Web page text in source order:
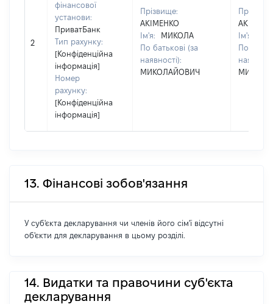
2
фінансової
установи:
ПриватБанк
Тип рахунку:
[Конфіденційна
інформація]
Номер
рахунку:
[Конфіденційна
інформація]
Прізвище:
АКІМЕНКО
Ім'я:
МИКОЛА
По батькові (за
наявності):
МИКОЛАЙОВИЧ
Ім'я:
По
13. Фінансові зобов'язання
У суб'єкта декларування чи членів його сім'ї відсутні
об'єкти для декларування в цьому розділі.
14. Видатки та правочини суб'єкта
декларування